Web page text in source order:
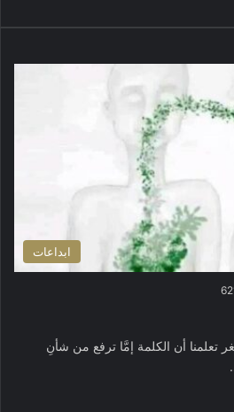
ابداعات
أن الكلمة إمَّا ترفع من شأنِ